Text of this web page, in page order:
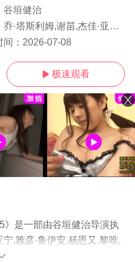
谷垣健治
乔·塔斯利姆,谢苗,杰佳·亚宁,雅彦·鲁伊安,杨恩又,黎唯,岩永丞威
： 2026-07-08
 极速观看
是一部由谷垣健治导演执
,雅彦·鲁伊安,杨恩又,黎唯,
香港电影，手机免费观看